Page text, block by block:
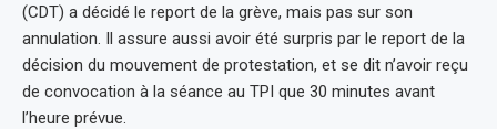
(CDT) a décidé le report de la grève, mais pas sur son
annulation. Il assure aussi avoir été surpris par le report de la
décision du mouvement de protestation, et se dit n’avoir reçu
de convocation à la séance au TPI que 30 minutes avant
l’heure prévue.